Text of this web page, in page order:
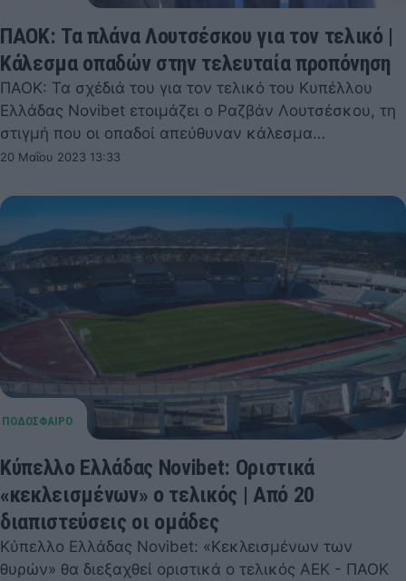
ΠΑΟΚ: Τα πλάνα Λουτσέσκου για τον τελικό |
Κάλεσμα οπαδών στην τελευταία προπόνηση
ΠΑΟΚ: Τα σχέδιά του για τον τελικό του Κυπέλλου
Ελλάδας Novibet ετοιμάζει ο Ραζβάν Λουτσέσκου, τη
στιγμή που οι οπαδοί απεύθυναν κάλεσμα…
20 Μαΐου 2023 13:33
Κύπελλο Ελλάδας Novibet: Οριστικά
«κεκλεισμένων» ο τελικός | Από 20
διαπιστεύσεις οι ομάδες
Κύπελλο Ελλάδας Novibet: «Κεκλεισμένων των
θυρών» θα διεξαχθεί οριστικά ο τελικός ΑΕΚ - ΠΑΟΚ